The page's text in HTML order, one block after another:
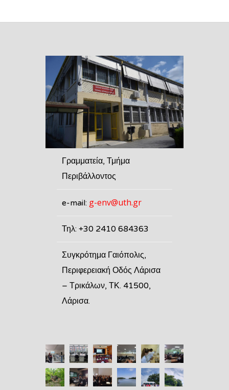
Γραμματεία, Τμήμα
Περιβάλλοντος
e-mail: g-env@uth.gr
Τηλ: +30 2410 684363
Συγκρότημα Γαιόπολις,
Περιφερειακή Οδός Λάρισα
– Τρικάλων, ΤΚ. 41500,
Λάρισα.